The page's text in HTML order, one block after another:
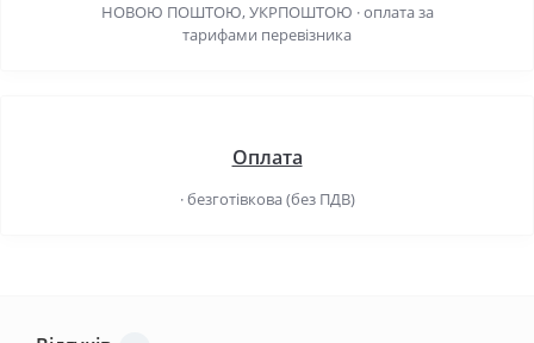
НОВОЮ ПОШТОЮ, УКРПОШТОЮ · оплата за
тарифами перевізника
Оплата
· безготівкова (без ПДВ)